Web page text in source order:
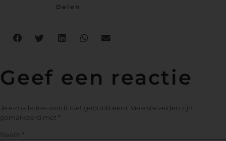
Delen
Geef een reactie
Je e-mailadres wordt niet gepubliceerd. Vereiste velden zijn
gemarkeerd met *
Naam *